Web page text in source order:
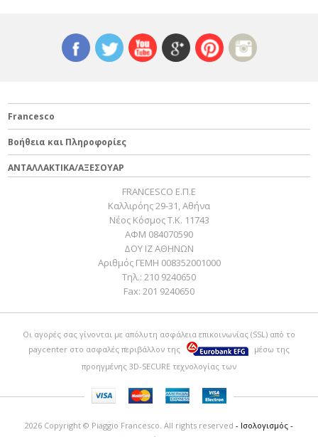
Francesco
Βοήθεια και Πληροφορίες
ΑΝΤΑΛΛΑΚΤΙΚΑ/ΑΞΕΣΟΥΑΡ
FRANCESCO Ε.Π.Ε
Καλλιρόης 29-31, Αθήνα
Νέος Κόσμος Τ.Κ. 11743
ΑΦΜ 084070590
ΔΟΥ ΙΖ ΑΘΗΝΩΝ
Αριθμός ΓΕΜΗ 008352001000
Τηλ.: 210 9240650
Fax: 201 9240650
Οι αγορές σας γίνονται με απόλυτη ασφάλεια επικοινωνίας (SSL) από το
paycenter στο ασφαλές περιβάλλον της
μέσω της
προηγμένης 3D-SECURE τεχνολογίας των
2026 Copyright © Piaggio Francesco. All rights reserved - Ισολογισμός -